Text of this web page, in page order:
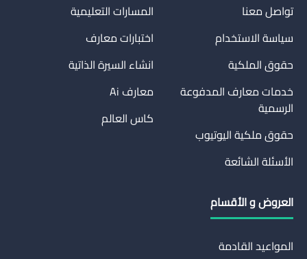
تواصل معنا
سياسة الاستخدام
حقوق الملكية
خدمات معارف المدفوعة
الرسمية
حقوق ملكية اليوتيوب
الأسئلة الشائعة
المسارات التعليمية
اختبارات معارف
انشاء السيرة الذاتية
معارف Ai
كاس العالم
العروض و الأقسام
المواعيد القادمة